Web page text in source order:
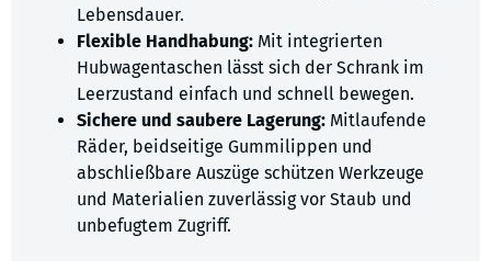
Lebensdauer.
Flexible Handhabung: Mit integrierten
Hubwagentaschen lässt sich der Schrank im
Leerzustand einfach und schnell bewegen.
Sichere und saubere Lagerung: Mitlaufende
Räder, beidseitige Gummilippen und
abschließbare Auszüge schützen Werkzeuge
und Materialien zuverlässig vor Staub und
unbefugtem Zugriff.